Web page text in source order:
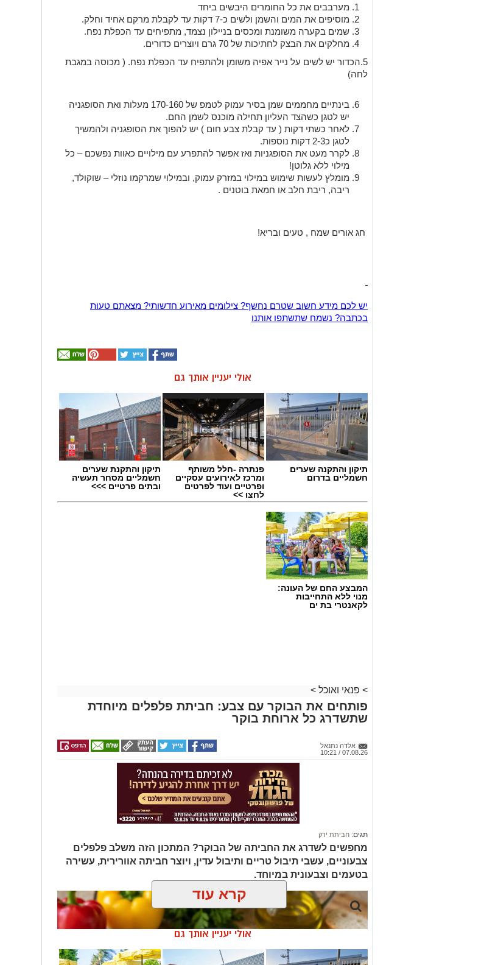
מערבבים את כל החומרים היבשים ביחד
מוסיפים את המים והשמן ולשים כ-7 דקות עד לקבלת מרקם אחיד וחלק.
שמים בקערה משומנת ומכסים בניילון נצמד, מתפיחים עד הכפלת נפח.
מחלקים את הבצק לחתיכות של 70 גרם ויוצרים כדורים.
5.הכדור יש לשים על נייר אפיה משומן ולהתפיח עד הכפלת נפח. ( מכוסה במגבת
לחה)
בינתיים מחממים שמן בסיר עמוק לטמפ של 170-160 מעלות ואת הסופגניה
יש לטגן כשהצד העליון תחילה מוכנס לשמן החם.
לאחר כשתי דקות ( עד קבלת צבע חום ) יש להפוך את הסופגניה ולהמשיך
לטגן כ2-3 דקות נוספות.
לקרר מעט את הסופגניות ואז אפשר להתפרע עם מילויים כאוות נפשכם – כל
מילוי ללא גלוטן!
מומלץ לעשות שימוש במילוי במזרק עמוק, ובמילוי שמרקמו נוזלי – שוקולד,
ריבה, ריבת חלב או חמאת בוטנים .
חג אורים שמח , טעים ובריא!
יש לכם מידע חשוב שטרם נחשף? צילומים מאירוע חדשותי? מצאתם טעות
בכתבה? נשמח שתשתפו אותנו
אולי יעניין אותך גם
תיקון והתקנה שערים
חשמליים בדרום
פנתרה -חלל משותף
ומרכז לאירועים עסקיים
ופרטיים ועוד לפרטים
לחצו >>
תיקון והתקנת שערים
חשמליים מסחר תעשיה
ובתים פרטיים >>>
המבצע החם של העונה:
מנוי ללא התחייבות
לקאנטרי בת ים
> פנאי ואוכל >
פותחים את הבוקר עם צבע: חביתת פלפלים מיוחדת
שתשדרג כל ארוחת בוקר
אלדה נתנאל
07.08.26 / 10:21
תגים: חביתת ירק
מחפשים לשדרג את החביתה של הבוקר? המתכון הזה משלב פלפלים
צבעוניים, עשבי תיבול טריים ותיבול עדין, ויוצר חביתה אוורירית, עשירה
בטעמים וצבעונית במיוחד.
קרא עוד
אולי יעניין אותך גם